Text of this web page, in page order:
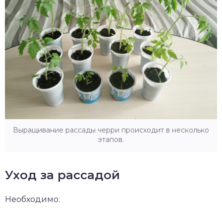
Выращивание рассады черри происходит в несколько
этапов.
Уход за рассадой
Необходимо: